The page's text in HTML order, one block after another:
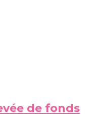
de fonds